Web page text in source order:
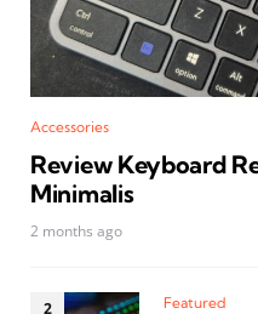
Accessories
Review Keyboard
Minimalis
2 months ago
Featured